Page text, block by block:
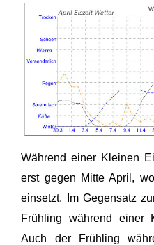
Während einer Kleinen
erst gegen Mitte April,
einsetzt. Im Gegensatz
Frühling während einer
Auch der Frühling